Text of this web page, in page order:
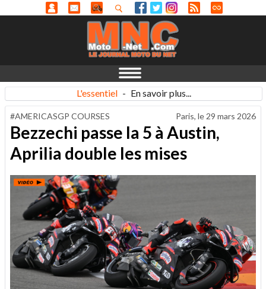
L'essentiel - En savoir plus...
#AMERICASGP COURSES Paris, le 29 mars 2026
Bezzechi passe la 5 à Austin,
Aprilia double les mises